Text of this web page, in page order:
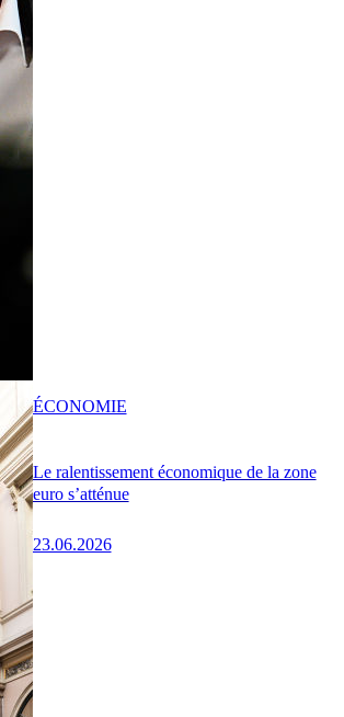
Le ralentissement économique de la zone
euro s’atténue
23.06.2026
ÉCONOMIE